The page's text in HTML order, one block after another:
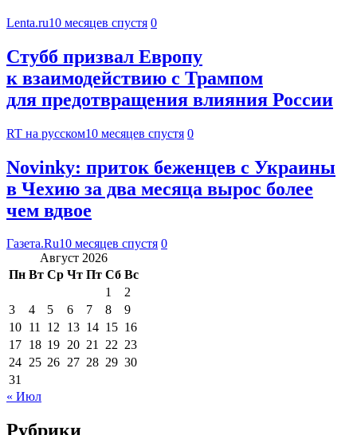
Lenta.ru10 месяцев спустя 0
Стубб призвал Европу
к взаимодействию с Трампом
для предотвращения влияния России
RT на русском10 месяцев спустя 0
Novinky: приток беженцев с Украины
в Чехию за два месяца вырос более
чем вдвое
Газета.Ru10 месяцев спустя 0
Август 2026
Пн Вт Ср Чт Пт Сб Вс
1
2
3
4 5 6 7 8
9
10 11 12 13 14 15 16
17 18 19 20 21 22 23
24 25 26 27 28 29 30
31
« Июл
Рубрики